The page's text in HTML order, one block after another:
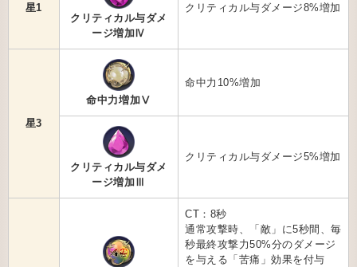
星1
クリティカル与ダメ
ージ増加Ⅳ
クリティカル与ダメージ8%増加
星3
命中力増加Ⅴ
命中力10%増加
クリティカル与ダメ
ージ増加Ⅲ
クリティカル与ダメージ5%増加
CT：8秒
通常攻撃時、「敵」に5秒間、毎
秒最終攻撃力50%分のダメージ
を与える「苦痛」効果を付与